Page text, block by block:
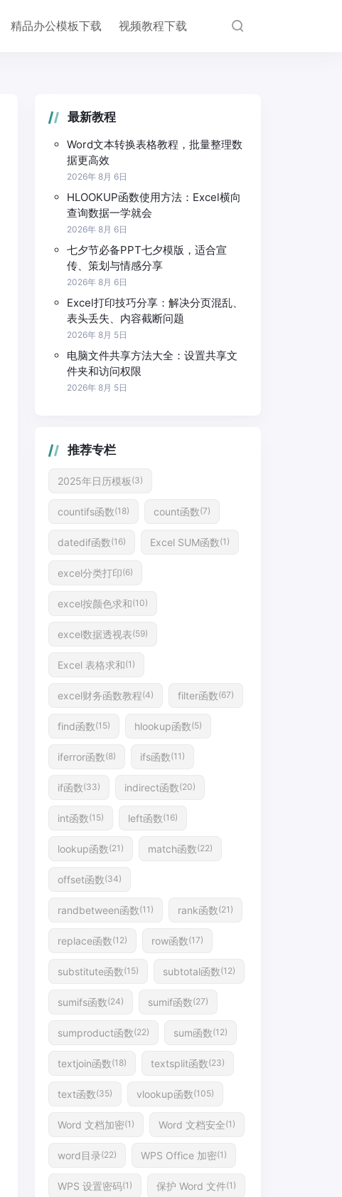
精品办公模板下载 视频教程下载
最新教程
Word文本转换表格教程，批量整理数
据更高效
2026年 8月 6日
HLOOKUP函数使用方法：Excel横向
查询数据一学就会
2026年 8月 6日
七夕节必备PPT七夕模版，适合宣
传、策划与情感分享
2026年 8月 6日
Excel打印技巧分享：解决分页混乱、
表头丢失、内容截断问题
2026年 8月 5日
电脑文件共享方法大全：设置共享文
件夹和访问权限
2026年 8月 5日
推荐专栏
2025年日历模板 (3)
countifs函数(18) count函数(7)
datedif函数(16) Excel SUM函数(1)
excel分类打印(6)
excel按颜色求和(10)
excel数据透视表(59)
Excel 表格求和(1)
excel财务函数教程(4) filter函数(67)
find函数(15) hlookup函数(5)
iferror函数(8) ifs函数(11)
if函数(33) indirect函数(20)
int函数(15) left函数(16)
lookup函数(21) match函数(22)
offset函数(34)
randbetween函数(11) rank函数(21)
replace函数(12) row函数(17)
substitute函数(15) subtotal函数(12)
sumifs函数(24) sumif函数(27)
sumproduct函数(22) sum函数(12)
textjoin函数(18) textsplit函数(23)
text函数(35) vlookup函数(105)
Word 文档加密(1) Word 文档安全(1)
word目录(22) WPS Office 加密(1)
WPS 设置密码(1) 保护 Word 文件(1)